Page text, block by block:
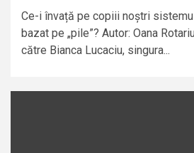
Ce-i învață pe copiii noștri
bazat pe „pile”? Autor: Oana
către Bianca Lucaciu, singura...